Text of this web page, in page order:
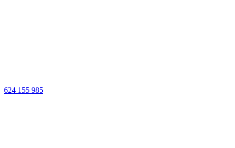
624 155 985